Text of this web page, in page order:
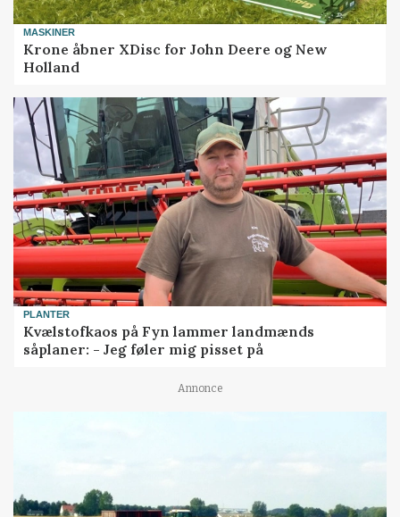
MASKINER
Krone åbner XDisc for John Deere og New
Holland
PLANTER
Kvælstofkaos på Fyn lammer landmænds
såplaner: - Jeg føler mig pisset på
Annonce